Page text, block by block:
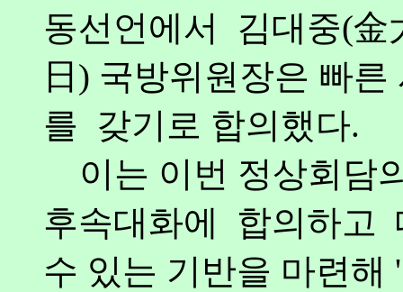
동선언에서 김대중(金
日) 국방위원장은 빠
를 갖기로 합의했다.
이는 이번 정상회담
후속대화에 합의하고
수 있는 기반을 마련해